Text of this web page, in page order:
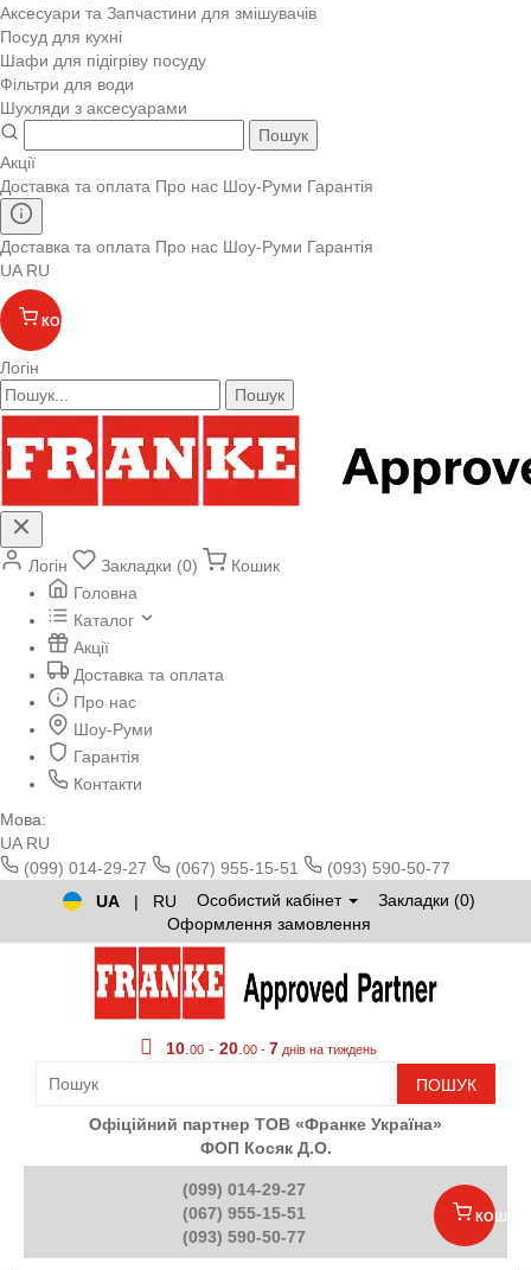
Аксесуари та Запчастини для змішувачів
Посуд для кухні
Шафи для підігріву посуду
Фільтри для води
Шухляди з аксесуарами
Пошук
Акції
Доставка та оплата Про нас Шоу-Руми Гарантія
Доставка та оплата Про нас Шоу-Руми Гарантія
UA RU
КОШИК
Логін
Пошук
Логін Закладки (0)
Кошик
Головна
Каталог
Акції
Доставка та оплата
Про нас
Шоу-Руми
Гарантія
Контакти
Мова:
UA RU
(099) 014-29-27
(067) 955-15-51
(093) 590-50-77
UA
| RU Особистий кабінет
Закладки (0)
Оформлення замовлення
10 00 - 20 00 - 7 днів на тиждень
ПОШУК
Офіційний партнер ТОВ «Франке Україна»
ФОП Косяк Д.О.
(099) 014-29-27
(067) 955-15-51
(093) 590-50-77
КОШИК